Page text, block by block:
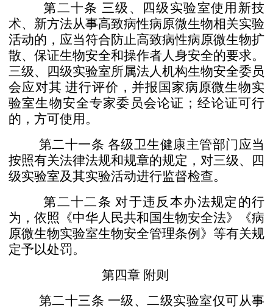
第二十条三级、四级实验室使用新技
术、新方法从事高致病性病原微生物相关实验
活动的，应当符合防止高致病性病原微生物扩
散、保证生物安全和操作者人身安全的要求。
三级、四级实验室所属法人机构生物安全委员
会应对其进行评价，并报国家病原微生物实
验室生物安全专家委员会论证；经论证可行
的，方可使用。
第二十一条 各级卫生健康主管部门应当
按照有关法律法规和规章的规定，对三级、四
级实验室及其实验活动进行监督检查。
第二十二条对于违反本办法规定的行
为，依照《中华人民共和国生物安全法》《病
原微生物实验室生物安全管理条例》等有关规
定予以处罚。
第四章 附则
第二十三条 一级、二级实验室仅可从事